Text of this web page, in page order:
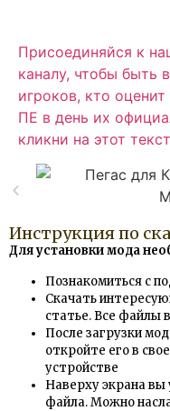
Присоединяйся к
каналу, чтобы быть
игроков, кто
ПЕ в день их
кликни на этот
Инструкция по
Для установки мода
Познакомиться с
Скачать
статье. Все файлы
После загрузки
откройте его в
устройстве
Наверху экрана
файла. Можно